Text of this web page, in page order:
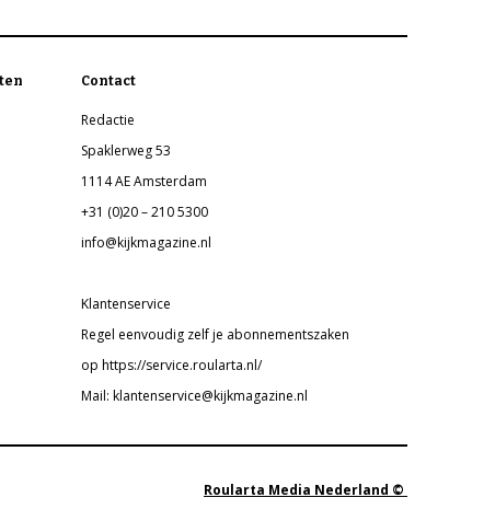
Contact
Redactie
Spaklerweg 53
1114 AE Amsterdam
+31 (0)20 – 210 5300
info@kijkmagazine.nl
Klantenservice
Regel eenvoudig zelf je abonnementszaken
op https://service.roularta.nl/
Mail: klantenservice@kijkmagazine.nl
Roularta Media Nederland ©